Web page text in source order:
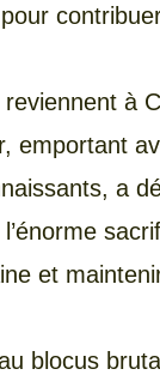
à
emportant
a
et
blocus